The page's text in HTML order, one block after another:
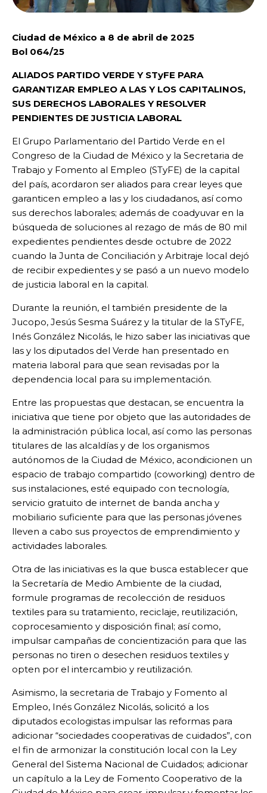
Ciudad de México a 8 de abril de 2025
Bol 064/25
ALIADOS PARTIDO VERDE Y STyFE PARA
GARANTIZAR EMPLEO A LAS Y LOS CAPITALINOS,
SUS DERECHOS LABORALES Y RESOLVER
PENDIENTES DE JUSTICIA LABORAL
El Grupo Parlamentario del Partido Verde en el
Congreso de la Ciudad de México y la Secretaria de
Trabajo y Fomento al Empleo (STyFE) de la capital
del país, acordaron ser aliados para crear leyes que
garanticen empleo a las y los ciudadanos, así como
sus derechos laborales; además de coadyuvar en la
búsqueda de soluciones al rezago de más de 80 mil
expedientes pendientes desde octubre de 2022
cuando la Junta de Conciliación y Arbitraje local dejó
de recibir expedientes y se pasó a un nuevo modelo
de justicia laboral en la capital.
Durante la reunión, el también presidente de la
Jucopo, Jesús Sesma Suárez y la titular de la STyFE,
Inés González Nicolás, le hizo saber las iniciativas que
las y los diputados del Verde han presentado en
materia laboral para que sean revisadas por la
dependencia local para su implementación.
Entre las propuestas que destacan, se encuentra la
iniciativa que tiene por objeto que las autoridades de
la administración pública local, así como las personas
titulares de las alcaldías y de los organismos
autónomos de la Ciudad de México, acondicionen un
espacio de trabajo compartido (coworking) dentro de
sus instalaciones, esté equipado con tecnología,
servicio gratuito de internet de banda ancha y
mobiliario suficiente para que las personas jóvenes
lleven a cabo sus proyectos de emprendimiento y
actividades laborales.
Otra de las iniciativas es la que busca establecer que
la Secretaría de Medio Ambiente de la ciudad,
formule programas de recolección de residuos
textiles para su tratamiento, reciclaje, reutilización,
coprocesamiento y disposición final; así como,
impulsar campañas de concientización para que las
personas no tiren o desechen residuos textiles y
opten por el intercambio y reutilización.
Asimismo, la secretaria de Trabajo y Fomento al
Empleo, Inés González Nicolás, solicitó a los
diputados ecologistas impulsar las reformas para
adicionar “sociedades cooperativas de cuidados”, con
el fin de armonizar la constitución local con la Ley
General del Sistema Nacional de Cuidados; adicionar
un capítulo a la Ley de Fomento Cooperativo de la